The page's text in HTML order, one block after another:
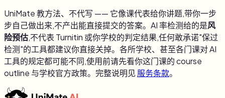
UniMate 教方法、不代写 —— 它像课代表给你讲题,带你一步
步自己做出来,不产出能直接提交的答案。AI 率检测给的是风
险预估,不代表 Turnitin 或你学校的判定结果,任何敢承诺"保过
检测"的工具都建议你直接关掉。各所学校、甚至各门课对 AI
工具的规定都可能不同,使用前请先看你这门课的 course
outline 与学校官方政策。完整说明见 服务条款。